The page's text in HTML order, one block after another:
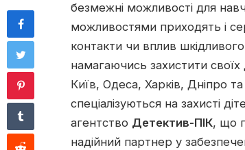
безмежні можливості для
можливостями приходять і
контакти чи вплив
намагаючись захистити
Київ, Одеса, Харків, Дніпро
спеціалізуються на захисті
агентство Детектив-ПІК, що
надійний партнер у